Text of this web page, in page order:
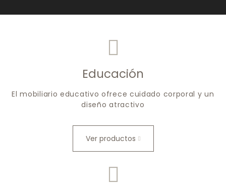
Educación
El mobiliario educativo ofrece cuidado corporal y un
diseño atractivo
Ver productos